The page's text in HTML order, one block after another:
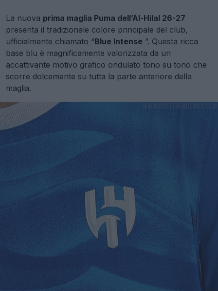
La nuova prima maglia Puma dell’Al-Hilal 26-27
presenta il tradizionale colore principale del club,
ufficialmente chiamato “Blue Intense ”. Questa ricca
base blu è magnificamente valorizzata da un
accattivante motivo grafico ondulato tono su tono che
scorre dolcemente su tutta la parte anteriore della
maglia.